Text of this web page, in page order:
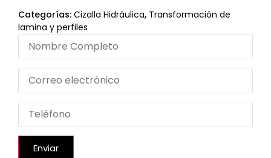
Categorías: Cizalla Hidráulica, Transformación de
lamina y perfiles
Enviar